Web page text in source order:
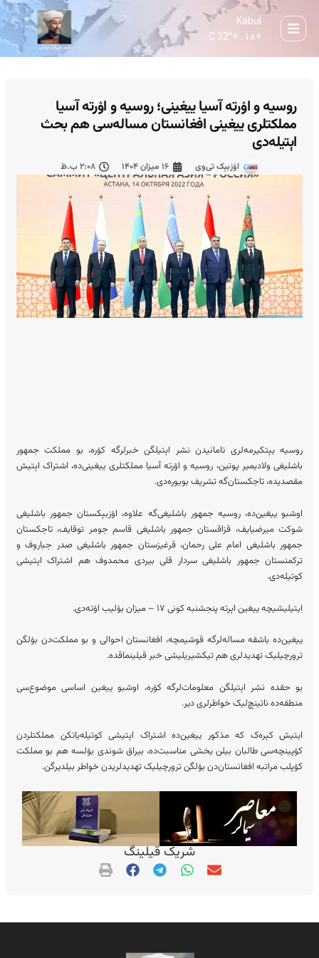
Kabul
+۱۸... +
32° C
روسیه و اۉرته‌ آسیا ییغینی؛ روسیه و اۉرته‌ آسیا
مملکتلری ییغینی افغانستان مساله‌سی هم بحث
اېتیله‌دی
اۉزبېک تی‌وی ۱۶ میزان ۱۴۰۴ ۲:۰۸ ب.ظ
روسیه یېتکیرمه‌لری تامانیدن نشر اېتیلگن خبرلرگه کۉره، بو مملکت جمهور
باشلیغی ولادیمیر پوتین، روسیه و اۉرته‌ آسیا مملکتلری ییغینی‌ده، اشتراک اېتیش
مقصدیده، تاجکستان‌گه تشریف بویوره‌دی.
اوشبو ییغین‌ده، روسیه جمهور باشلیغی‌گه علاوه، اۉزبېکستان جمهور باشلیغی
شوکت میرضیایف، قزاقستان جمهور باشلیغی قاسم جومر توقایف، تاجکستان
جمهور باشلیغی امام علی رحمان، قرغیزستان جمهور باشلیغی صدر جباروف و
ترکمنستان جمهور باشلیغی سردار قلی بیردی محمدوف هم اشتراک اېتیشی
کوتیله‌دی.
ایتیلیشیچه ییغین اېرته پنجشنبه کونی ۱۷ – میزان بۉلیب اۉته‌دی.
ییغین‌ده باشقه مساله‌لرگه قوشیمچه، افغانستان احوالی و بو مملکت‌دن بۉلگن
ترورچیلیک تهدیدلری هم تیکشیریلیشی خبر قیلینماقده.
بو حقده نشر اېتیلگن معلومات‌لرگه کۉره، اوشبو ییغین اساسی موضوع‌سی
منطقه‌ده ناتینچ‌لیک خواطرلری دیر.
ایتیش کېره‌ک که مذکور ییغین‌ده اشتراک اېتیشی کوتیله‌یاتکن مملکتلردن
کۉپینچه‌سی طالبان بیلن یخشی مناسبت‌ده، بیراق شوندی بۉلسه هم بو مملکت
کۉپلب مراتبه افغانستان‌دن بۉلگن ترورچیلیک تهدیدلریدن خواطر بیلدیرگن.
شریک قیلینگ